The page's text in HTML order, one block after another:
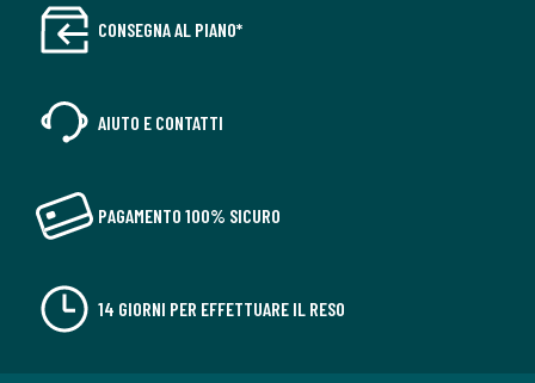
CONSEGNA AL PIANO*
AIUTO E CONTATTI
PAGAMENTO 100% SICURO
14 GIORNI PER EFFETTUARE IL RESO